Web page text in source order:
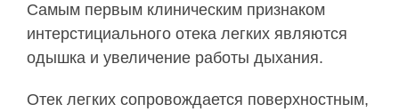
Самым первым клиническим признаком
интерстициального отека легких являются
одышка и увеличение работы дыхания.
Отек легких сопровождается поверхностным,